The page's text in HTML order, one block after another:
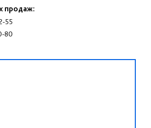
продаж:
55
80